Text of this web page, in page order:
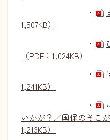
・
1,507KB）
・
（PDF：1,024KB）
・
1,241KB）
・
いかが？／国保のそこ
1,213KB）